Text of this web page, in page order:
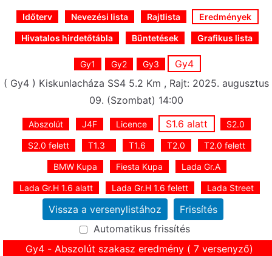
Időterv Nevezési lista Rajtlista Eredmények
Hivatalos hirdetőtábla Büntetések Grafikus lista
Gy1 Gy2 Gy3
Gy4
( Gy4 ) Kiskunlacháza SS4 5.2 Km , Rajt: 2025. augusztus
09. (Szombat) 14:00
Abszolút J4F Licence S1.6 alatt S2.0
S2.0 felett T1.3 T1.6 T2.0 T2.0 felett
BMW Kupa Fiesta Kupa Lada Gr.A
Lada Gr.H 1.6 alatt Lada Gr.H 1.6 felett Lada Street
Automatikus frissítés
Gy4 - Abszolút szakasz eredmény ( 7 versenyző)